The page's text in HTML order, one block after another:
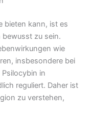
bieten kann, ist es
zu sein.
wie
insbesondere bei
in
reguliert. Daher ist
zu verstehen,